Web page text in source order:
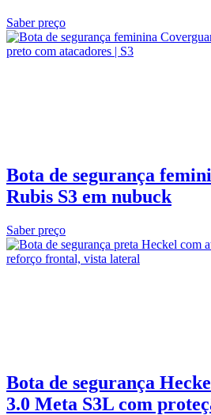
Saber preço
Bota de segurança
Rubis S3 em nubuck
Saber preço
Bota de segurança
3.0 Meta S3L com